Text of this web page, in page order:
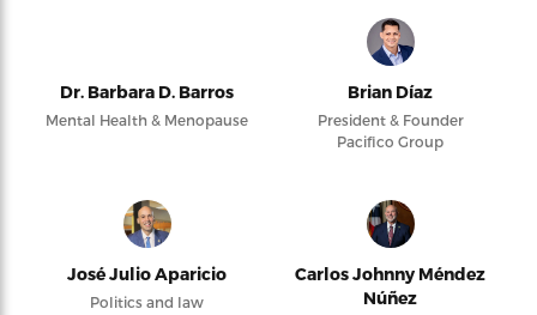
Dr. Barbara D. Barros
Mental Health & Menopause
Brian Díaz
President & Founder
Pacifico Group
José Julio Aparicio
Politics and law
Carlos Johnny Méndez
Núñez